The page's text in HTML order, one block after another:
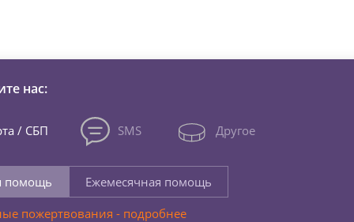
нас:
/ СБП SMS Другое
помощь
Ежемесячная помощь
пожертвования - подробнее